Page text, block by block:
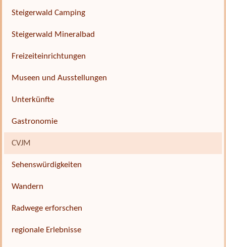
Steigerwald Camping
Steigerwald Mineralbad
Freizeiteinrichtungen
Museen und Ausstellungen
Unterkünfte
Gastronomie
CVJM
Sehenswürdigkeiten
Wandern
Radwege erforschen
regionale Erlebnisse